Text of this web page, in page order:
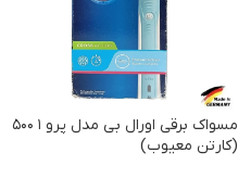
مسواک برقی اورال بی مدل پرو ۱ ۵۰۰
(کارتن معیوب)